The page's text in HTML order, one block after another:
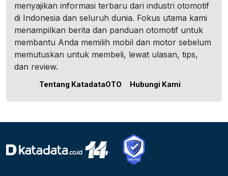
menyajikan informasi terbaru dari industri otomotif
di Indonesia dan seluruh dunia. Fokus utama kami
menampilkan berita dan panduan otomotif untuk
membantu Anda memilih mobil dan motor sebelum
memutuskan untuk membeli, lewat ulasan, tips,
dan review.
Tentang KatadataOTO Hubungi Kami